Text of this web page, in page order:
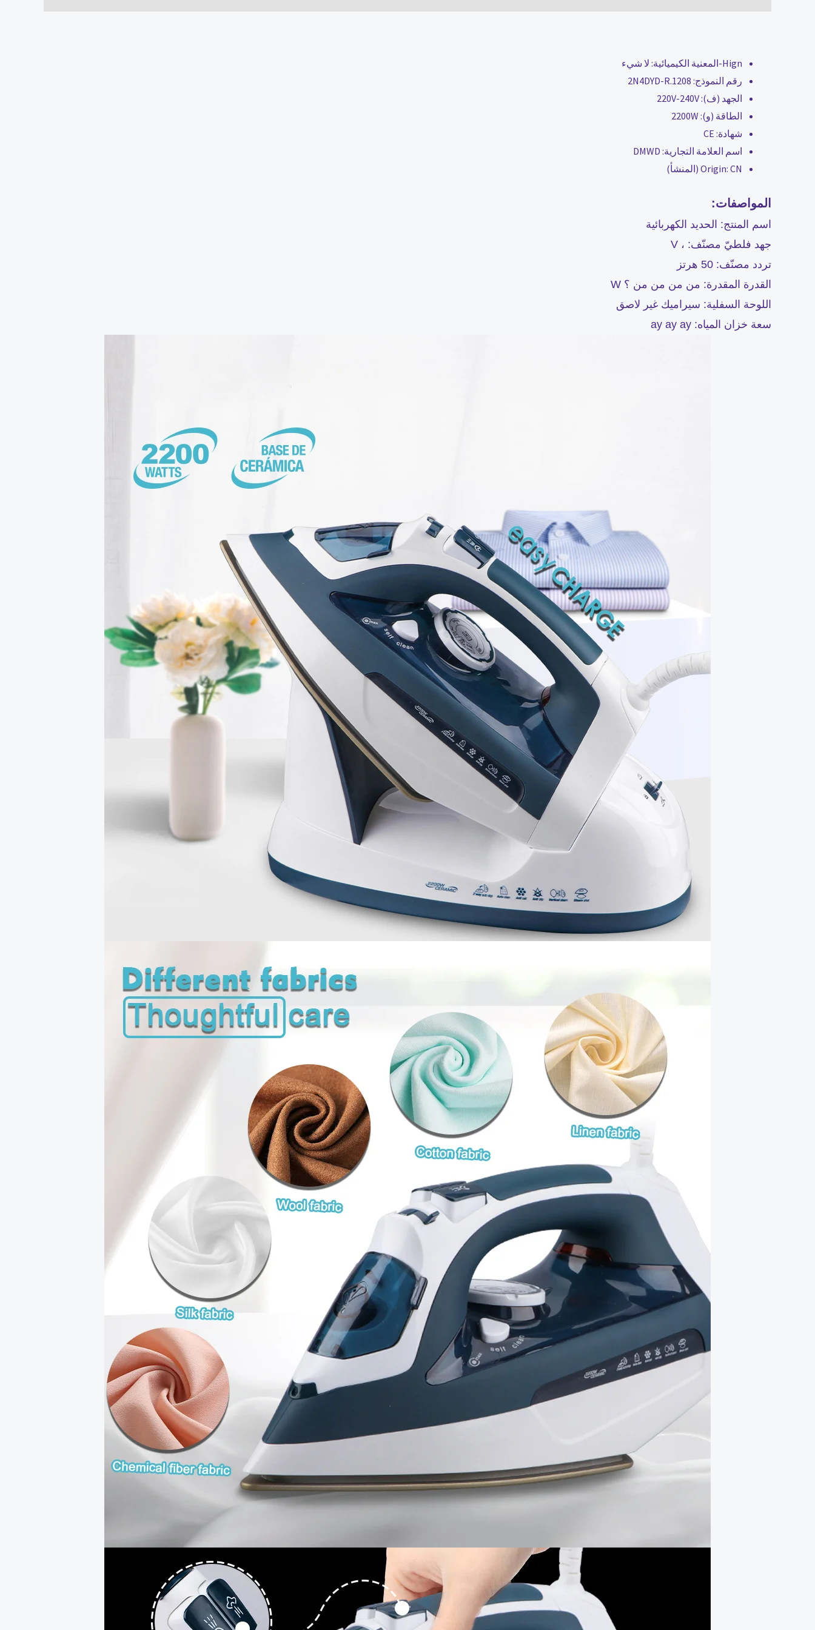
Hign-المعنية الكيميائية:
لا شيء
رقم النموذج: 2N4DYD-R.1208
الجهد (ف):220V-240V
الطاقة (و): 2200W
شهادة: CE
اسم العلامة التجارية: DMWD
Origin: CN (المنشأ)
المواصفات:
اسم المنتج: الحديد الكهربائية
جهد فلطيّ مصنّف: ، V
تردد مصنّف: 50 هرتز
القدرة المقدرة: من من من من ؟ W
اللوحة السفلية: سيراميك غير لاصق
سعة خزان المياه: ay ay ay